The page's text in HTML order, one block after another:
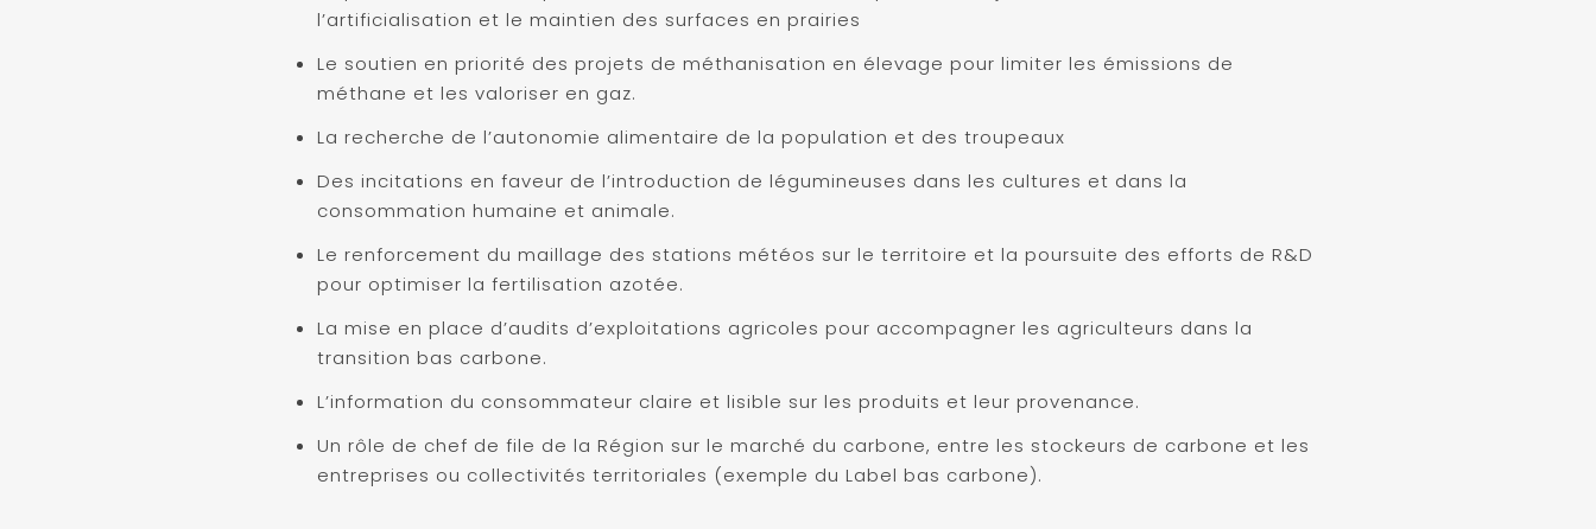
l’artificialisation et le maintien des surfaces en prairies
Le soutien en priorité des projets de méthanisation en élevage pour limiter les émissions de
méthane et les valoriser en gaz.
La recherche de l’autonomie alimentaire de la population et des troupeaux
Des incitations en faveur de l’introduction de légumineuses dans les cultures et dans la
consommation humaine et animale.
Le renforcement du maillage des stations météos sur le territoire et la poursuite des efforts de R&D
pour optimiser la fertilisation azotée.
La mise en place d’audits d’exploitations agricoles pour accompagner les agriculteurs dans la
transition bas carbone.
L’information du consommateur claire et lisible sur les produits et leur provenance.
Un rôle de chef de file de la Région sur le marché du carbone, entre les stockeurs de carbone et les
entreprises ou collectivités territoriales (exemple du Label bas carbone).